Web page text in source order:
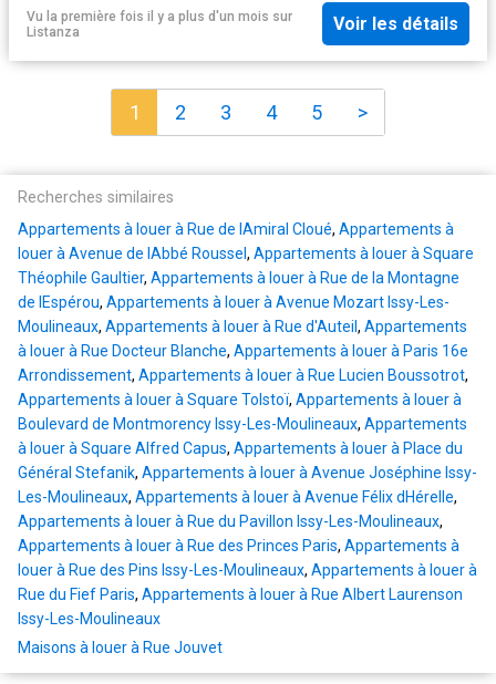
Vu la première fois il y a plus d'un mois sur
Listanza
Voir les détails
1 2 3 4 5 >
Recherches similaires
Appartements à louer à Rue de lAmiral Cloué, Appartements à
louer à Avenue de lAbbé Roussel , Appartements à louer à Square
Théophile Gaultier, Appartements à louer à Rue de la Montagne
de lEspérou, Appartements à louer à Avenue Mozart Issy-Les-
Moulineaux, Appartements à louer à Rue d'Auteil , Appartements
à louer à Rue Docteur Blanche, Appartements à louer à Paris 16e
Arrondissement, Appartements à louer à Rue Lucien Boussotrot,
Appartements à louer à Square Tolstoï, Appartements à louer à
Boulevard de Montmorency Issy-Les-Moulineaux, Appartements
à louer à Square Alfred Capus, Appartements à louer à Place du
Général Stefanik, Appartements à louer à Avenue Joséphine Issy-
Les-Moulineaux, Appartements à louer à Avenue Félix dHérelle,
Appartements à louer à Rue du Pavillon Issy-Les-Moulineaux,
Appartements à louer à Rue des Princes Paris, Appartements à
louer à Rue des Pins Issy-Les-Moulineaux, Appartements à louer à
Rue du Fief Paris, Appartements à louer à Rue Albert Laurenson
Issy-Les-Moulineaux
Maisons à louer à Rue Jouvet